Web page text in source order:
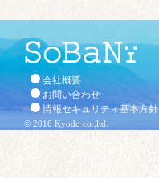
会社概要
お問い合わせ
情報セキュリティ基本方針
© 2016 Kyodo co.,ltd.